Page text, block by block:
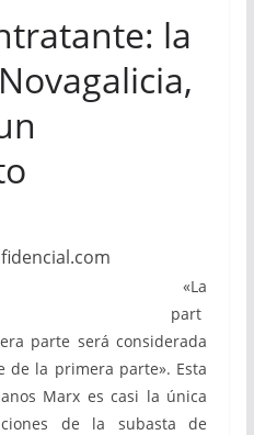
la
«La
part
parte será considerada
de la primera parte». Esta
Marx es casi la única
de la subasta de